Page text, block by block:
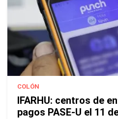
COLÓN
IFARHU: centros de
pagos PASE-U el 11